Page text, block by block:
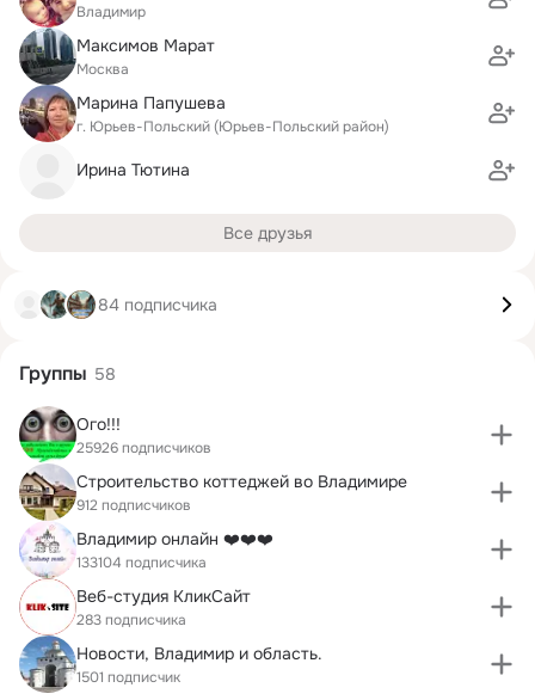
Владимир
Максимов Марат
Москва
Марина Папушева
г. Юрьев-Польский (Юрьев-Польский район)
Ирина Тютина
Все друзья
84 подписчика
Группы 58
Ого!!!
25926 подписчиков
Строительство коттеджей во Владимире
912 подписчиков
Владимир онлайн ❤️❤️❤️
133104 подписчика
Веб-студия КликСайт
283 подписчика
Новости, Владимир и область.
1501 подписчик